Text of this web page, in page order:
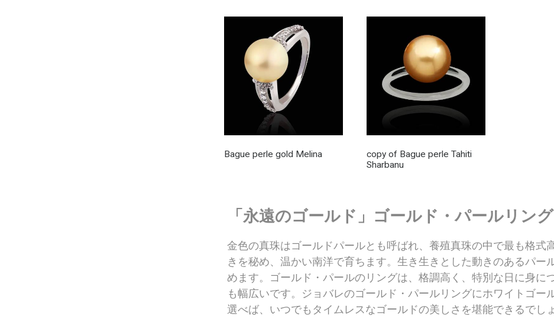
Bague perle gold Melina
copy of Bague perle Tahiti
Sharbanu
「永遠のゴールド」ゴールド・パールリング
金色の真珠はゴールドパールとも呼ばれ、養殖真珠の中で最も格式
きを秘め、温かい南洋で育ちます。生き生きとした動きのあるパー
めます。ゴールド・パールのリングは、格調高く、特別な日に身に
も幅広いです。ジョバレのゴールド・パールリングにホワイトゴー
選べば、いつでもタイムレスなゴールドの美しさを堪能できるでしょ